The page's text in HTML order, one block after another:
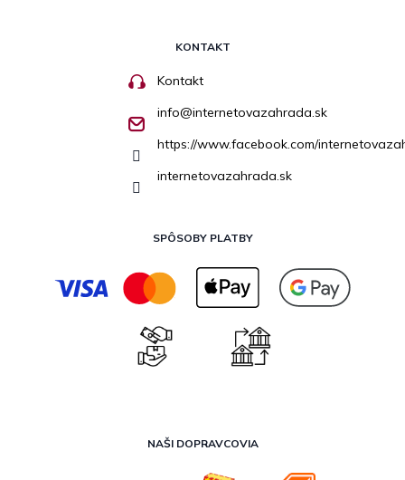
KONTAKT
Kontakt
info@internetovazahrada.sk
https://www.facebook.com/
internetovazahrada.sk
SPÔSOBY PLATBY
NAŠI DOPRAVCOVIA